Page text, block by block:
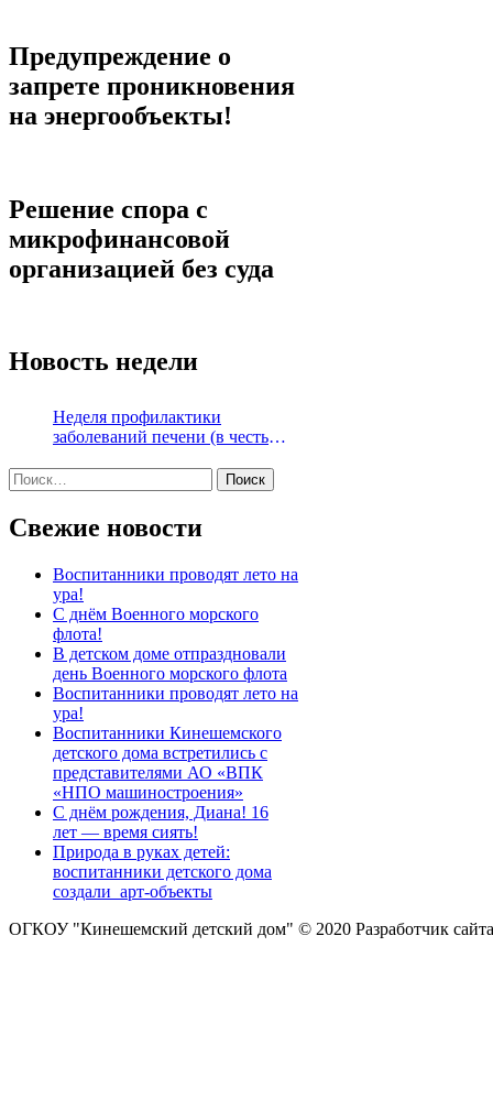
Предупреждение о
запрете проникновения
на энергообъекты!
Решение спора с
микрофинансовой
организацией без суда
Новость недели
Неделя профилактики
заболеваний печени (в честь
Найти:
Свежие новости
Воспитанники проводят лето на
ура!
С днём Военного морского
флота!
В детском доме отпраздновали
день Военного морского флота
Воспитанники проводят лето на
ура!
Воспитанники Кинешемского
детского дома встретились с
представителями АО «ВПК
«НПО машиностроения»
С днём рождения, Диана! 16
лет — время сиять!
Природа в руках детей:
воспитанники детского дома
создали арт-объекты
ОГКОУ "Кинешемский детский дом" © 2020 Разработчик